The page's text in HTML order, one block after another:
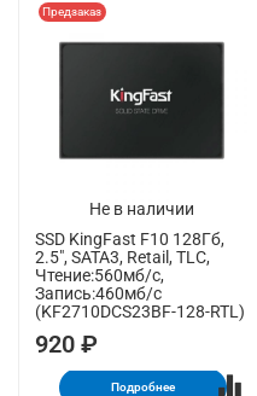
Не в наличии
Предзаказ
SSD KingFast F10 128Гб,
2.5", SATA3, Retail, TLC,
Чтение:560мб/с,
Запись:460мб/с
(KF2710DCS23BF-128-RTL)
920 ₽
Подробнее